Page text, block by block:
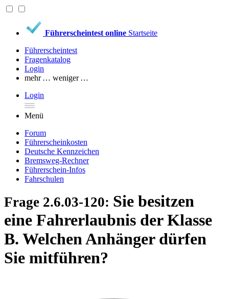
Führerscheintest online Startseite
Führerscheintest
Fragenkatalog
Login
mehr … weniger …
Login
Menü
Forum
Führerscheinkosten
Deutsche Kennzeichen
Bremsweg-Rechner
Führerschein-Infos
Fahrschulen
Frage 2.6.03-120: Sie besitzen
eine Fahrerlaubnis der Klasse
B. Welchen Anhänger dürfen
Sie mitführen?